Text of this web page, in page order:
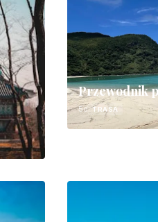
Przewodnik
5d TRASA